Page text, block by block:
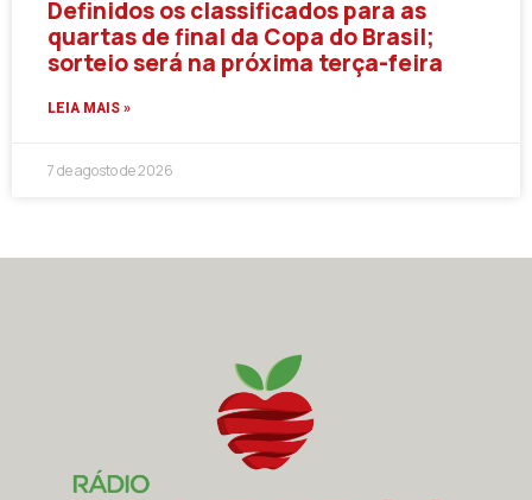
Definidos os classificados para as
quartas de final da Copa do Brasil;
sorteio será na próxima terça-feira
LEIA MAIS »
7 de agosto de 2026